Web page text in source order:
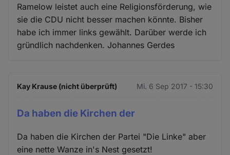
Ramelow leistet auch eine Religionsförderung, wie
sie die CDU nicht besser machen könnte. Bisher
habe ich immer links gewählt. Darüber werde ich
gründlich nachdenken. Johannes Gerdes
Kay Krause (nicht überprüft) Mi. 6 Sep 2017 - 15:30
Da haben die Kirchen der
Da haben die Kirchen der Partei "Die Linke" aber
eine nette Wanze in's Nest gesetzt!